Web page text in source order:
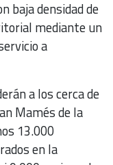
baja densidad de
mediante un
a
a los cerca de
Mamés de la
13.000
en la